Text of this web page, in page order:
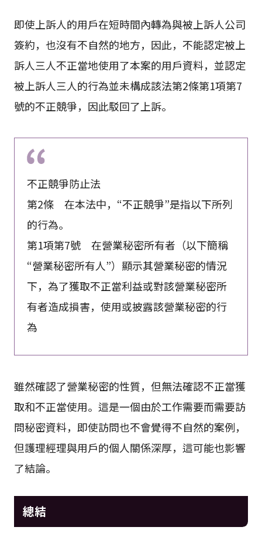
即使上訴人的用戶在短時間內轉為與被上訴人公司
簽約，也沒有不自然的地方，因此，不能認定被上
訴人三人不正當地使用了本案的用戶資料，並認定
被上訴人三人的行為並未構成該法第2條第1項第7
號的不正競爭，因此駁回了上訴。
不正競爭防止法
第2條 在本法中，“不正競爭”是指以下所列
的行為。
第1項第7號 在營業秘密所有者（以下簡稱
“營業秘密所有人”）顯示其營業秘密的情況
下，為了獲取不正當利益或對該營業秘密所
有者造成損害，使用或披露該營業秘密的行
為
雖然確認了營業秘密的性質，但無法確認不正當獲
取和不正當使用。這是一個由於工作需要而需要訪
問秘密資料，即使訪問也不會覺得不自然的案例，
但護理經理與用戶的個人關係深厚，這可能也影響
了結論。
總結